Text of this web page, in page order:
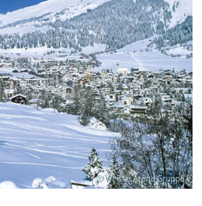
© Weisse Arena Gruppe